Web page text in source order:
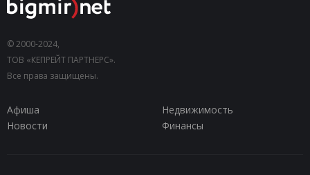
© 2000-2024,
ТОВ «КЕПРЕЙТ ПАРТНЕРС».
Все права защищены.
Афиша
Недвижимость
Новости
Финансы